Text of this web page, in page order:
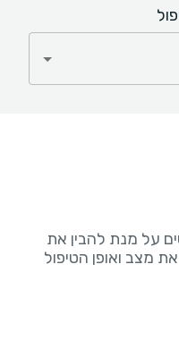
על מנת להבין את
מצב ואופן הטיפול